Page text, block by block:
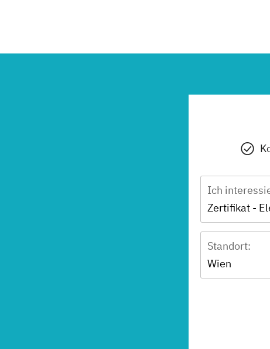
Ich
Standort:
Wien